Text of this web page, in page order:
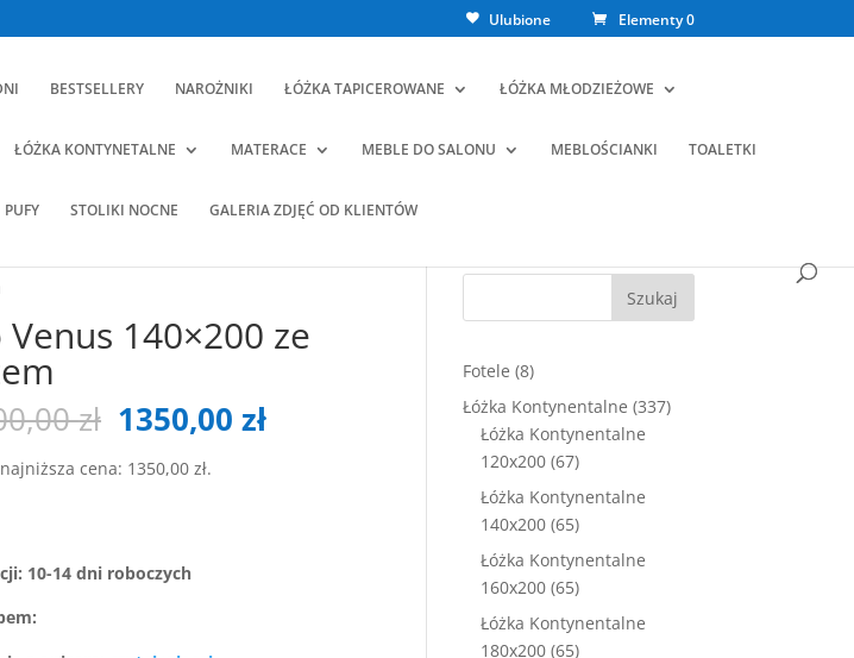
Ulubione Elementy 0
BESTSELLERY NAROŻNIKI ŁÓŻKA TAPICEROWANE ŁÓŻKA MŁODZIEŻOWE
ŁÓŻKA KONTYNETALNE MATERACE MEBLE DO SALONU MEBLOŚCIANKI TOALETKI
PUFY STOLIKI NOCNE GALERIA ZDJĘĆ OD KLIENTÓW
140×200 ze
zł Pierwotna
cena
wynosiła:
1350,00złAktualna
cena: 1350,00zł.
10-14 dni roboczych
Szukaj
Fotele 88
produktów
Łóżka Kontynentalne 337337
Łóżka Kontynentalne
120x200 6767
produktów
Łóżka Kontynentalne
140x200 6565
produktów
Łóżka Kontynentalne
160x200 6565
produktów
Łóżka Kontynentalne
180x200 6565